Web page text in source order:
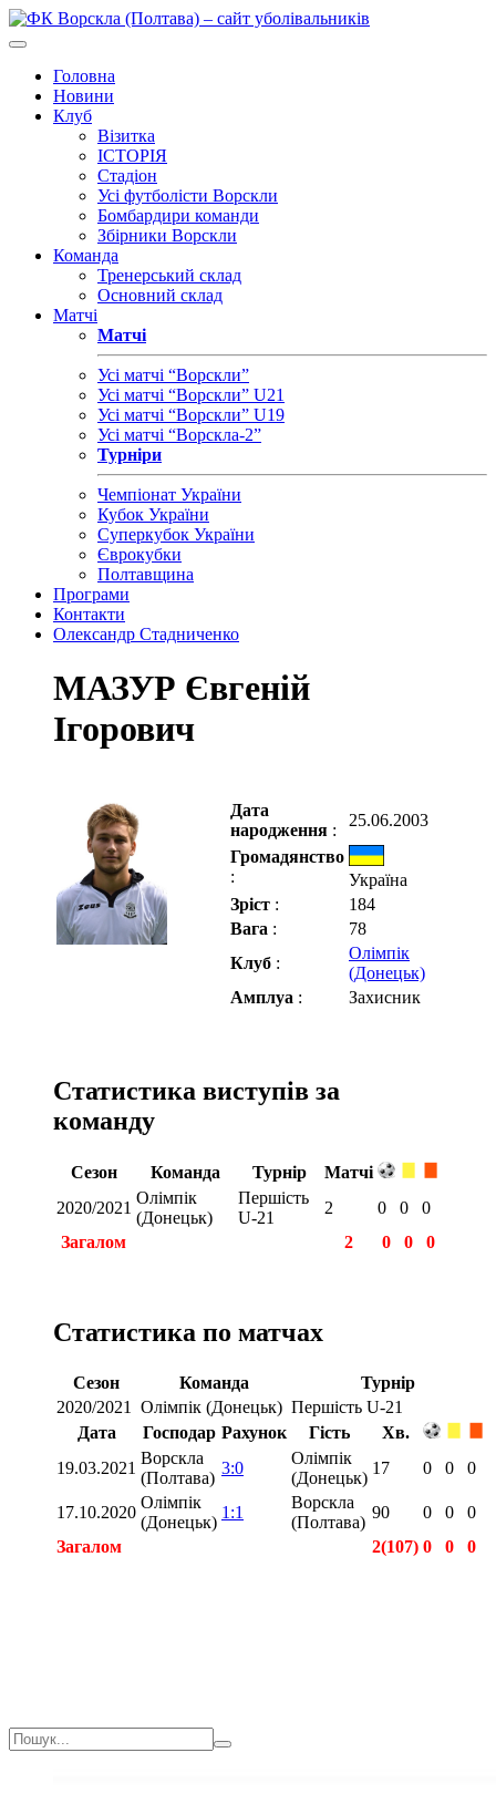
Головна
Новини
Клуб
Візитка
ІСТОРІЯ
Стадіон
Усі футболісти Ворскли
Бомбардири команди
Збірники Ворскли
Команда
Тренерський склад
Основний склад
Матчі
Матчі
Усі матчі “Ворскли”
Усі матчі “Ворскли” U21
Усі матчі “Ворскли” U19
Усі матчі “Ворскла-2”
Турніри
Чемпіонат України
Кубок України
Суперкубок України
Єврокубки
Полтавщина
Програми
Контакти
Олександр Стадниченко
МАЗУР Євгеній
Ігорович
Дата
народження :
25.06.2003
Громадянство
:
Україна
Зріст :
184
Вага :
78
Клуб :
Олімпік
(Донецьк)
Амплуа : Захисник
Статистика виступів за
команду
Сезон Команда Турнір
Матчі
2020/2021
Олімпік
(Донецьк)
Першість
U-21
2 0 0
0
Загалом
2 0 0 0
Статистика по матчах
Сезон Команда
Турнір
2020/2021
Олімпік (Донецьк) Першість U-21
Дата
Господар Рахунок Гість
Хв.
19.03.2021
Ворскла
(Полтава)
3:0
Олімпік
(Донецьк)
17 0 0 0
17.10.2020
Олімпік
(Донецьк)
1:1
Ворскла
(Полтава)
90 0 0
0
Загалом
2(107) 0 0
0